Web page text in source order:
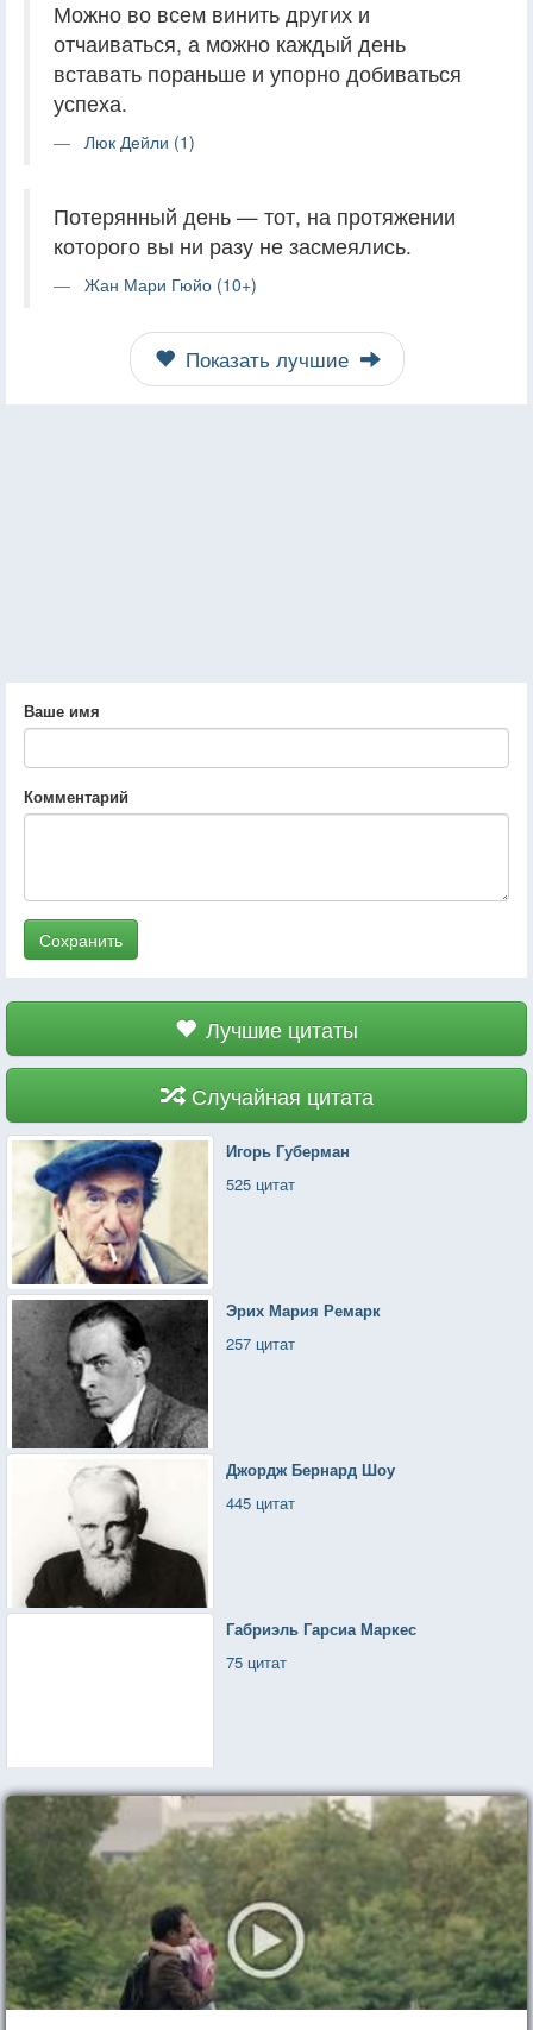
Можно во всем винить других и
отчаиваться, а можно каждый день
вставать пораньше и упорно добиваться
успеха.
Люк Дейли (1)
Потерянный день — тот, на протяжении
которого вы ни разу не засмеялись.
Жан Мари Гюйо (10+)
Показать лучшие
Ваше имя
Комментарий
Сохранить
Лучшие цитаты
Случайная цитата
Игорь Губерман
525 цитат
Эрих Мария Ремарк
257 цитат
Джордж Бернард Шоу
445 цитат
Габриэль Гарсиа Маркес
75 цитат